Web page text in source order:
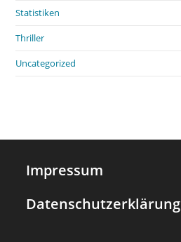
Statistiken
Thriller
Uncategorized
Impressum
Datenschutzerklärung